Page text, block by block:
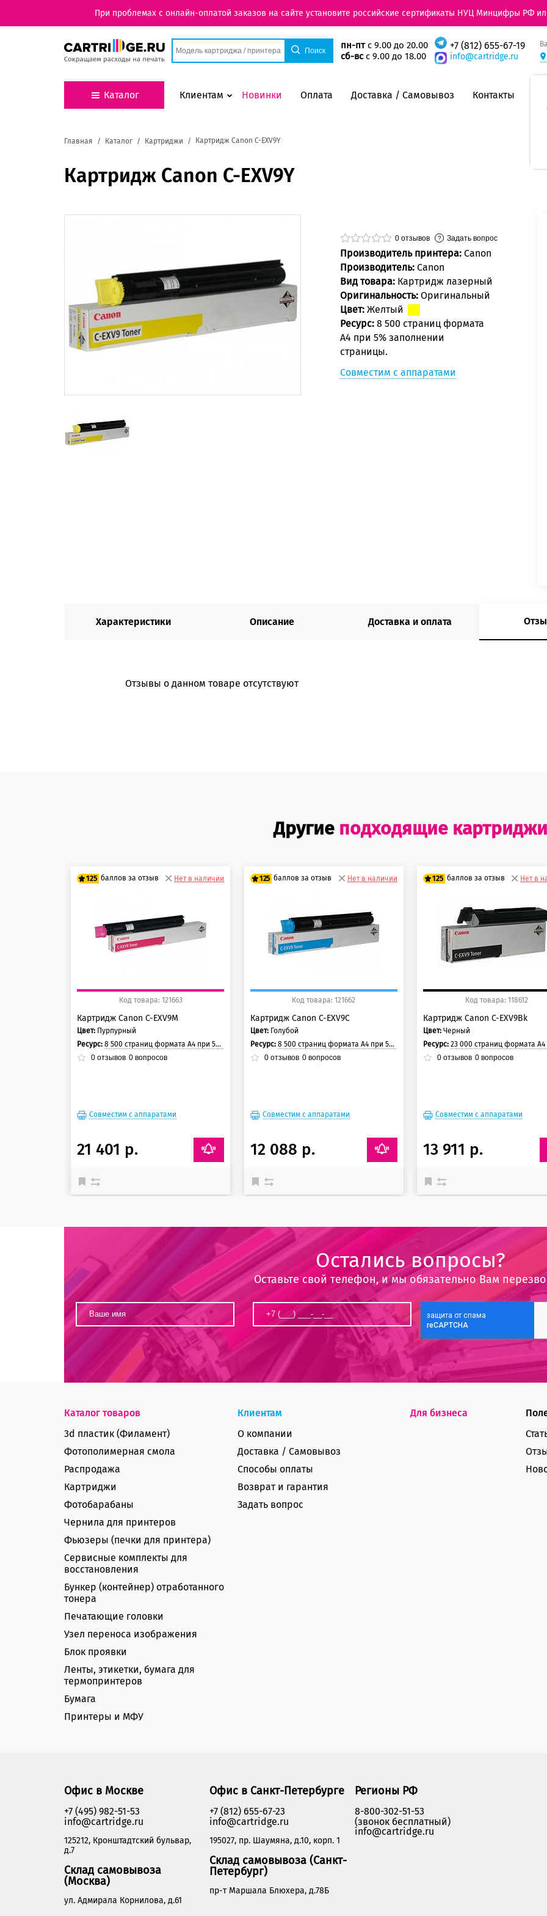
При проблемах с онлайн-оплатой заказов на сайте установите российские сертификаты НУЦ Минцифры РФ
пн-птс 9.00 до 20.00
сб-всс 9.00 до 18.00
+7 (812) 655-67-19
info@cartridge.ru
Каталог Клиентам Новинки Оплата Доставка / Самовывоз Контакты
Главная Каталог Картриджи Картридж Canon C-EXV9Y
Картридж Canon C-EXV9Y
0 отзывов Задать вопрос
Производитель принтера: Canon
Производитель: Canon
Вид товара: Картридж лазерный
Оригинальность: Оригинальный
Цвет: Желтый
Ресурс: 8 500 страниц формата
А4 при 5% заполнении
страницы.
Совместим с аппаратами
Характеристики Описание Доставка и оплата
Отзывы о данном товаре отсутствуют
Другие подходящие картриджи
125 баллов за отзыв
125 баллов
Нет в наличии
Код товара: 121663
Картридж Canon C-EXV9M
Цвет: Пурпурный
Ресурс:8 500 страниц формата А4 при 5% заполнении страницы.
0 отзывов 0 вопросов
Совместим с аппаратами
21 401 р.
125 баллов за отзыв
125 баллов
Нет в наличии
Код товара: 121662
Картридж Canon C-EXV9C
Цвет: Голубой
Ресурс: 8 500 страниц формата А4 при 5% заполнении страницы.
0отзывов 0вопросов
Совместим с аппаратами
12 088 р.
125 баллов за отзыв
100 баллов
125 баллов
Нет в
Код товара: 118612
Картридж Canon C-EXV9Bk
Цвет: Черный
Ресурс:23 000 страниц формата А4 при 5% заполнении
0 отзывов 0 вопросов
Совместим с аппаратами
13 911 р.
Остались вопросы?
Оставьте свой телефон, и мы обязательно Вам
Каталог товаров
3d пластик (Филамент)
Фотополимерная смола
Распродажа
Картриджи
Фотобарабаны
Чернила для принтеров
Фьюзеры (печки для принтера)
Сервисные комплекты для
восстановления
Бункер (контейнер) отработанного
тонера
Печатающие головки
Узел переноса изображения
Блок проявки
Ленты, этикетки, бумага для
термопринтеров
Бумага
Принтеры и МФУ
Клиентам
О компании
Доставка / Самовывоз
Способы оплаты
Возврат и гарантия
Задать вопрос
Для бизнеса
Офис в Москве
+7 (495) 982-51-53
info@cartridge.ru
125212, Кронштадтский бульвар,
д.7
Склад самовывоза
(Москва)
ул. Адмирала Корнилова, д.61
Офис в Санкт-Петербурге
+7 (812) 655-67-23
info@cartridge.ru
195027, пр. Шаумяна, д.10, корп. 1
Склад самовывоза (Санкт-
Петербург)
пр-т Маршала Блюхера, д.78Б
Регионы РФ
8-800-302-51-53
(звонок бесплатный)
info@cartridge.ru